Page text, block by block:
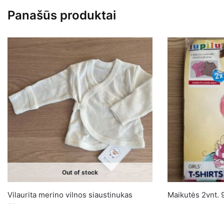
12mėn.
Panašūs produktai
Out of stock
Vilaurita merino vilnos siaustinukas
Maikutės 2vnt.